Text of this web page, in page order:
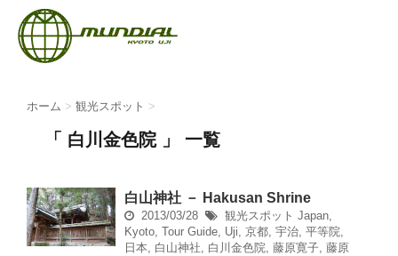
ホーム > 観光スポット >
「 白川金色院 」 一覧
白山神社 － Hakusan Shrine
2013/03/28 観光スポット Japan,
Kyoto, Tour Guide, Uji, 京都, 宇治, 平等院,
日本, 白山神社, 白川金色院, 藤原寛子, 藤原